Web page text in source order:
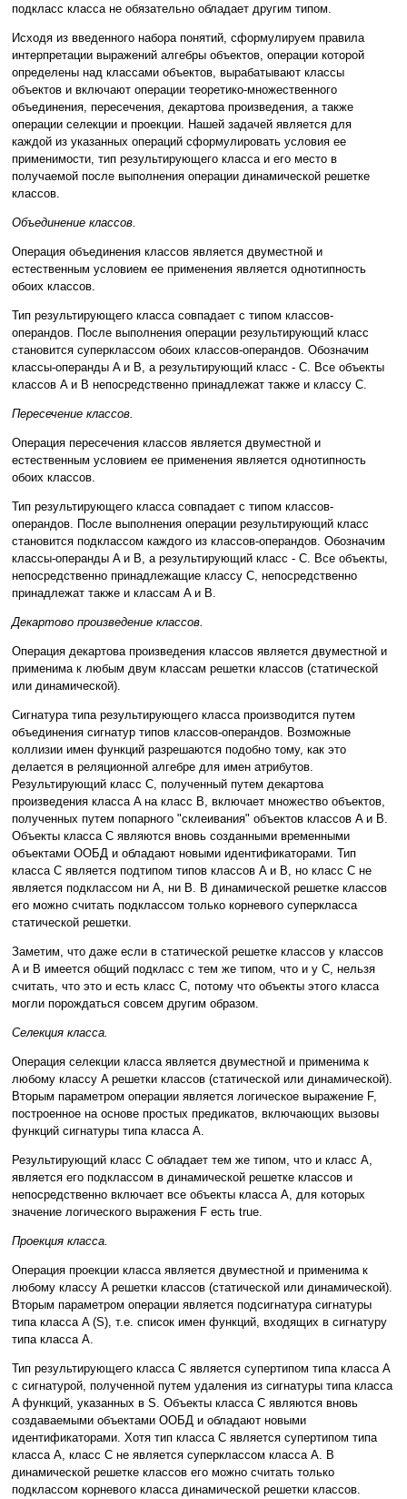
подкласс класса не обязательно обладает другим типом.
Исходя из введенного набора понятий, сформулируем правила
интерпретации выражений алгебры объектов, операции которой
определены над классами объектов, вырабатывают классы
объектов и включают операции теоретико-множественного
объединения, пересечения, декартова произведения, а также
операции селекции и проекции. Нашей задачей является для
каждой из указанных операций сформулировать условия ее
применимости, тип результирующего класса и его место в
получаемой после выполнения операции динамической решетке
классов.
Объединение классов.
Операция объединения классов является двуместной и
естественным условием ее применения является однотипность
обоих классов.
Тип результирующего класса совпадает с типом классов-
операндов. После выполнения операции результирующий класс
становится суперклассом обоих классов-операндов. Обозначим
классы-операнды A и B, а результирующий класс - C. Все объекты
классов A и B непосредственно принадлежат также и классу C.
Пересечение классов.
Операция пересечения классов является двуместной и
естественным условием ее применения является однотипность
обоих классов.
Тип результирующего класса совпадает с типом классов-
операндов. После выполнения операции результирующий класс
становится подклассом каждого из классов-операндов. Обозначим
классы-операнды A и B, а результирующий класс - C. Все объекты,
непосредственно принадлежащие классу C, непосредственно
принадлежат также и классам A и B.
Декартово произведение классов.
Операция декартова произведения классов является двуместной и
применима к любым двум классам решетки классов (статической
или динамической).
Сигнатура типа результирующего класса производится путем
объединения сигнатур типов классов-операндов. Возможные
коллизии имен функций разрешаются подобно тому, как это
делается в реляционной алгебре для имен атрибутов.
Результирующий класс C, полученный путем декартова
произведения класса A на класс B, включает множество объектов,
полученных путем попарного "склеивания" объектов классов A и B.
Объекты класса C являются вновь созданными временными
объектами ООБД и обладают новыми идентификаторами. Тип
класса C является подтипом типов классов A и B, но класс C не
является подклассом ни A, ни B. В динамической решетке классов
его можно считать подклассом только корневого суперкласса
статической решетки.
Заметим, что даже если в статической решетке классов у классов
A и B имеется общий подкласс с тем же типом, что и у C, нельзя
считать, что это и есть класс C, потому что объекты этого класса
могли порождаться совсем другим образом.
Селекция класса.
Операция селекции класса является двуместной и применима к
любому классу A решетки классов (статической или динамической).
Вторым параметром операции является логическое выражение F,
построенное на основе простых предикатов, включающих вызовы
функций сигнатуры типа класса A.
Результирующий класс C обладает тем же типом, что и класс A,
является его подклассом в динамической решетке классов и
непосредственно включает все объекты класса A, для которых
значение логического выражения F есть true.
Проекция класса.
Операция проекции класса является двуместной и применима к
любому классу A решетки классов (статической или динамической).
Вторым параметром операции является подсигнатура сигнатуры
типа класса A (S), т.е. список имен функций, входящих в сигнатуру
типа класса A.
Тип результирующего класса C является супертипом типа класса A
с сигнатурой, полученной путем удаления из сигнатуры типа класса
A функций, указанных в S. Объекты класса C являются вновь
создаваемыми объектами ООБД и обладают новыми
идентификаторами. Хотя тип класса C является супертипом типа
класса A, класс С не является суперклассом класса A. В
динамической решетке классов его можно считать только
подклассом корневого класса динамической решетки классов.